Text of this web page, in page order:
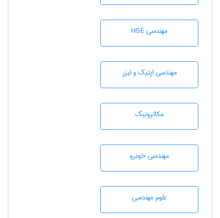
مهندسی HSE
مهندسی اپتیک و لیزر
مکاترونیک
مهندسی خودرو
علوم مهندسی